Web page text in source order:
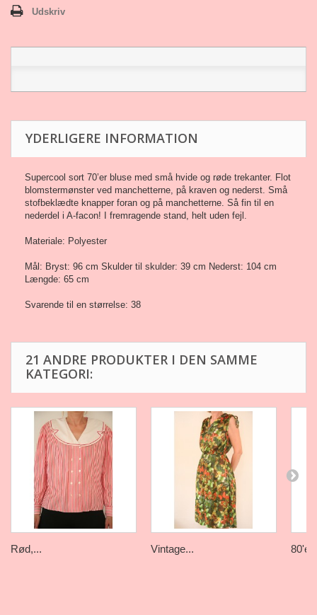
Udskriv
YDERLIGERE INFORMATION
Supercool sort 70’er bluse med små hvide og røde trekanter. Flot
blomstermønster ved manchetterne, på kraven og nederst. Små
stofbeklædte knapper foran og på manchetterne. Så fin til en
nederdel i A-facon! I fremragende stand, helt uden fejl.
Materiale: Polyester
Mål: Bryst: 96 cm Skulder til skulder: 39 cm Nederst: 104 cm
Længde: 65 cm
Svarende til en størrelse: 38
21 ANDRE PRODUKTER I DEN SAMME
KATEGORI:
Rød,... Vintage...